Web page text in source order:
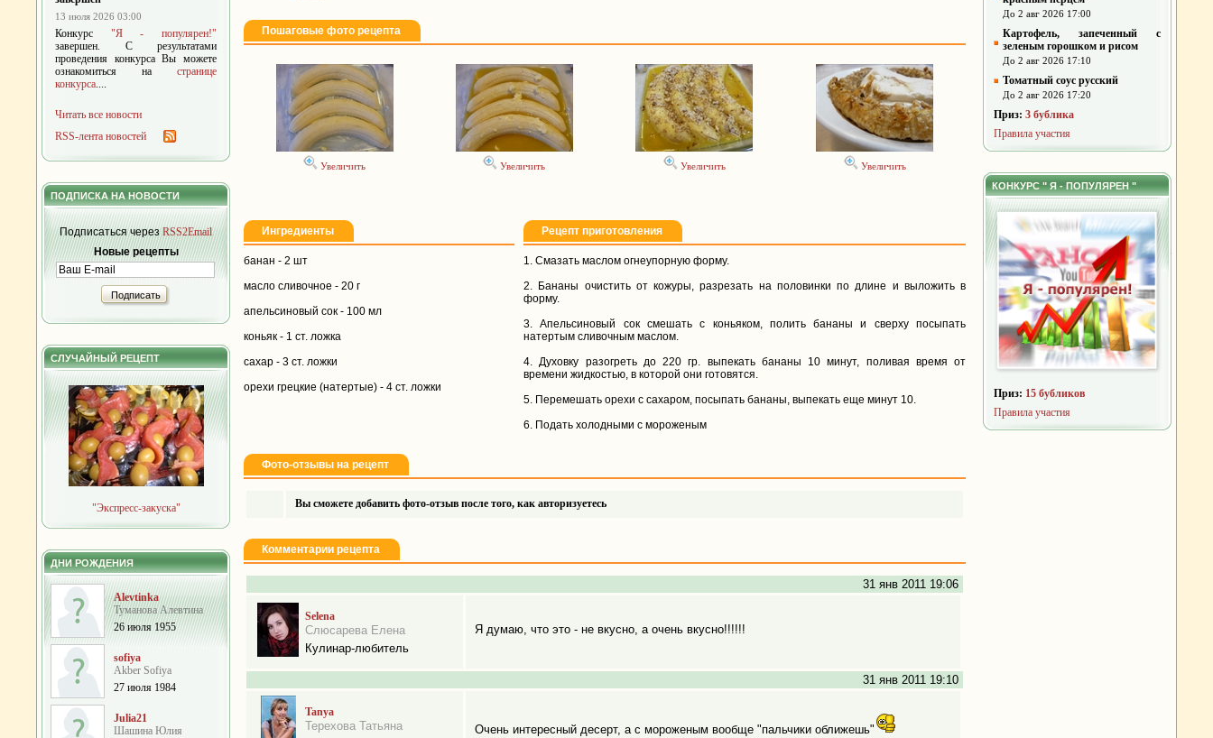
13 июля 2026 03:00
Конкурс "Я - популярен!"
завершен. С результатами
проведения конкурса Вы можете
ознакомиться на странице
конкурса....
Читать все новости
RSS-лента новостей
ПОДПИСКА НА НОВОСТИ
Подписаться черезRSS2Email
Новые рецепты
Подписать
СЛУЧАЙНЫЙ РЕЦЕПТ
"Экспресс-закуска"
ДНИ РОЖДЕНИЯ
Alevtinka
Туманова Алевтина
26 июля 1955
sofiya
Akber Sofiya
27 июля 1984
Julia21
Шашина Юлия
Пошаговые фото рецепта
Увеличить Увеличить Увеличить Увеличить
Ингредиенты Рецепт приготовления
банан - 2 шт
масло сливочное - 20 г
апельсиновый сок - 100 мл
коньяк - 1 ст. ложка
сахар - 3 ст. ложки
орехи грецкие (натертые) - 4 ст. ложки
1. Смазать маслом огнеупорную форму.
2. Бананы очистить от кожуры, разрезать на половинки по длине и выложить в
форму.
3. Апельсиновый сок смешать с коньяком, полить бананы и сверху посыпать
натертым сливочным маслом.
4. Духовку разогреть до 220 гр. выпекать бананы 10 минут, поливая время от
времени жидкостью, в которой они готовятся.
5. Перемешать орехи с сахаром, посыпать бананы, выпекать еще минут 10.
6. Подать холодными с мороженым
Фото-отзывы на рецепт
Вы сможете добавить фото-отзыв после того, как авторизуетесь
Комментарии рецепта
31 янв 2011 19:06
Selena
Слюсарева Елена
Кулинар-любитель
Я думаю, что это - не вкусно, а очень вкусно!!!!!!
31 янв 2011 19:10
Tanya
Терехова Татьяна Очень интересный десерт, а с мороженым вообще "пальчики оближешь"
До 2 авг 2026 17:00
Картофель, запеченный с
зеленым горошком и рисом
До 2 авг 2026 17:10
Томатный соус русский
До 2 авг 2026 17:20
Приз: 3 бублика
Правила участия
КОНКУРС " Я - ПОПУЛЯРЕН "
Приз: 15 бубликов
Правила участия